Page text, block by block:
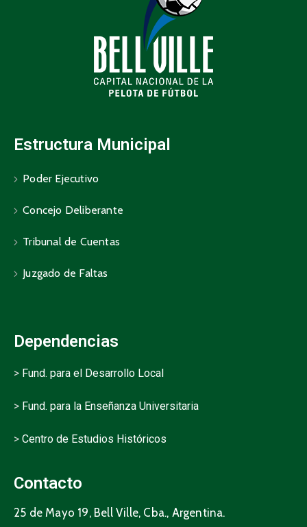
Estructura Municipal
Poder Ejecutivo
Concejo Deliberante
Tribunal de Cuentas
Juzgado de Faltas
Dependencias
> Fund. para el Desarrollo Local
> Fund. para la Enseñanza Universitaria
> Centro de Estudios Históricos
Contacto
25 de Mayo 19, Bell Ville, Cba., Argentina.